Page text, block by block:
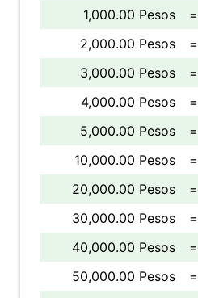
1,000.00 Pesos =
2,000.00 Pesos
=
3,000.00 Pesos
=
4,000.00 Pesos
=
5,000.00 Pesos
=
10,000.00 Pesos
=
20,000.00 Pesos
=
30,000.00 Pesos
=
40,000.00 Pesos
=
50,000.00 Pesos
=